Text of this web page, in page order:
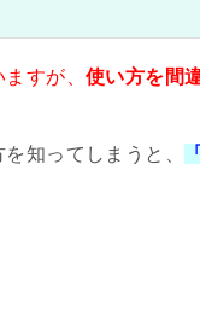
すが、 使い方を間
知ってしまうと、